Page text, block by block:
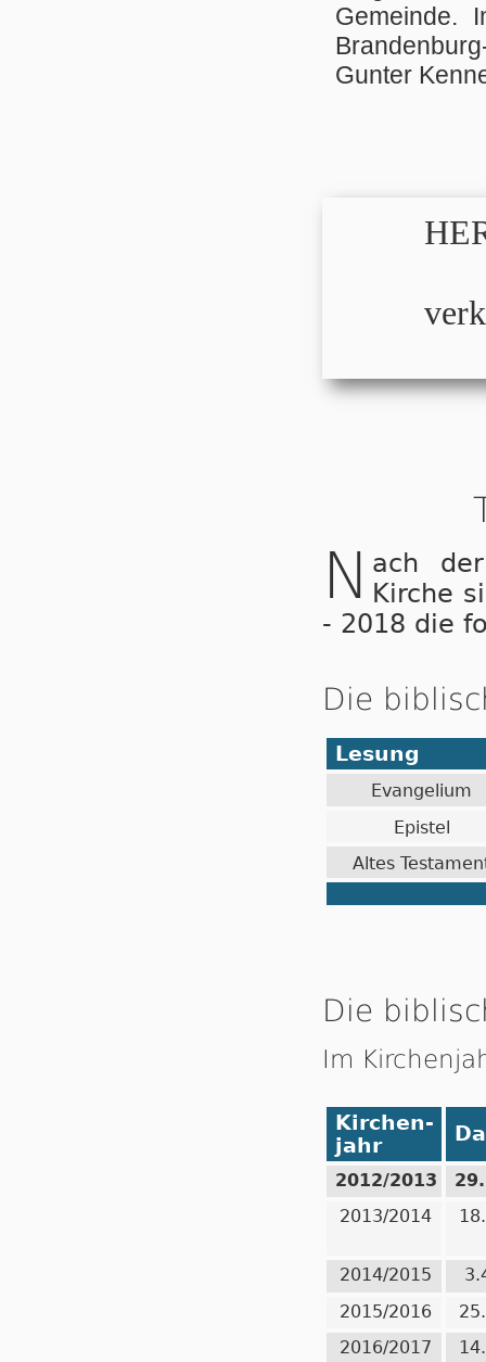
Gemeinde.
Gunter
N ach
Kirche
- 2018 die
Die
Lesung
Evangelium
Epistel
Altes
Die
Im
Kirchen-
jahr
2012/2013
2013/2014
2014/2015
2015/2016
2016/2017